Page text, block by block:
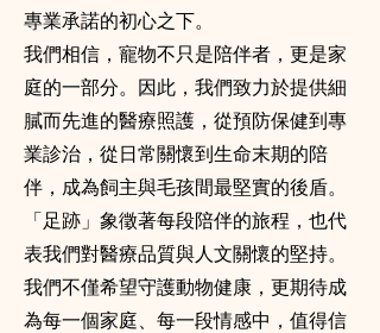
專業承諾的初心之下。
我們相信，寵物不只是陪伴者，更是家
庭的一部分。因此，我們致力於提供細
膩而先進的醫療照護，從預防保健到專
業診治，從日常關懷到生命末期的陪
伴，成為飼主與毛孩間最堅實的後盾。
「足跡」象徵著每段陪伴的旅程，也代
表我們對醫療品質與人文關懷的堅持。
我們不僅希望守護動物健康，更期待成
為每一個家庭、每一段情感中，值得信